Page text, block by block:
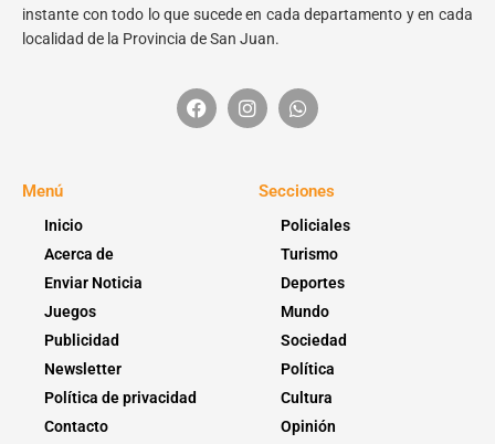
instante con todo lo que sucede en cada departamento y en cada
localidad de la Provincia de San Juan.
Menú
Inicio
Acerca de
Enviar Noticia
Juegos
Publicidad
Newsletter
Política de privacidad
Contacto
Secciones
Policiales
Turismo
Deportes
Mundo
Sociedad
Política
Cultura
Opinión